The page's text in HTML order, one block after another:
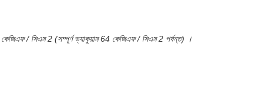
/ সিএম 2 (সম্পূর্ণ ভ্যাকুয়াম 64 কেজিএফ / সিএম 2 পর্যন্ত) ।